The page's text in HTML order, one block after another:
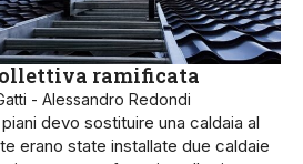
ramificata
- Alessandro Redondi
devo sostituire una caldaia al
erano state installate due caldaie